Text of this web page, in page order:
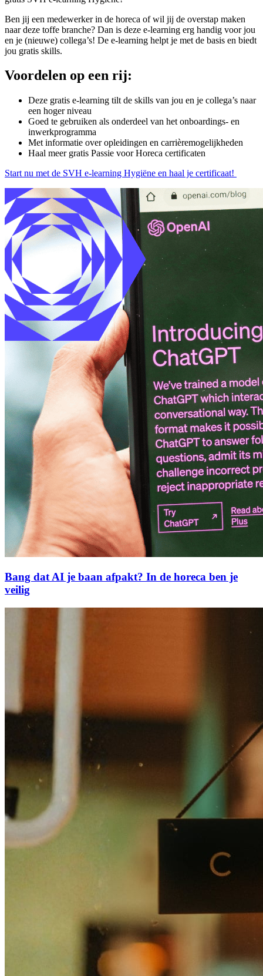
Ben jij een medewerker in de horeca of wil jij de overstap maken
naar deze toffe branche? Dan is deze e-learning erg handig voor jou
en je (nieuwe) collega’s! De e-learning helpt je met de basis en biedt
jou gratis skills.
Voordelen op een rij:
Deze gratis e-learning tilt de skills van jou en je collega’s naar
een hoger niveau
Goed te gebruiken als onderdeel van het onboardings- en
inwerkprogramma
Met informatie over opleidingen en carrièremogelijkheden
Haal meer gratis Passie voor Horeca certificaten
Start nu met de SVH e-learning Hygiëne en haal je certificaat!
Bang dat AI je baan afpakt? In de horeca ben je
veilig